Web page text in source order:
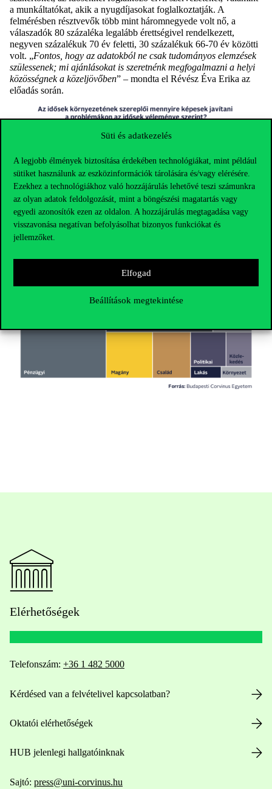
Süti és adatkezelés
A legjobb élmények biztosítása érdekében technológiákat, mint például
sütiket használunk az eszközinformációk tárolására és/vagy elérésére.
Ezekhez a technológiákhoz való hozzájárulás lehetővé teszi számunkra
az olyan adatok feldolgozását, mint a böngészési magatartás vagy
egyedi azonosítók ezen az oldalon. A hozzájárulás megtagadása vagy
visszavonása negatívan befolyásolhat bizonyos funkciókat és
jellemzőket.
Elfogad
Beállítások megtekintése
a munkáltatókat, akik a nyugdíjasokat foglalkoztatják. A
felmérésben résztvevők több mint háromnegyede volt nő, a
válaszadók 80 százaléka legalább érettségivel rendelkezett,
negyven százalékuk 70 év feletti, 30 százalékuk 66-70 év közötti
volt. „Fontos, hogy az adatokból ne csak tudományos elemzések
szülessenek; mi ajánlásokat is szeretnénk megfogalmazni a helyi
közösségnek a közeljövőben” – mondta el Révész Éva Erika az
előadás során.
Elérhetőségek
Telefonszám: +36 1 482 5000
Kérdésed van a felvételivel kapcsolatban?
Oktatói elérhetőségek
HUB jelenlegi hallgatóinknak
Sajtó: press@uni-corvinus.hu